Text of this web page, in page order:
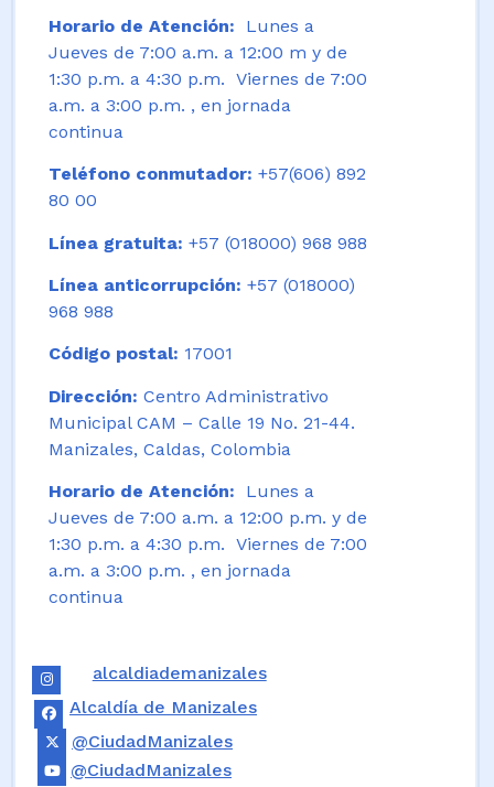
Horario de Atención:
Lunes a
Jueves de 7:00 a.m. a 12:00 m y de
1:30 p.m. a 4:30 p.m. Viernes de 7:00
a.m. a 3:00 p.m. , en jornada
continua
Teléfono conmutador: +57(606) 892
80 00
Línea gratuita: +57 (018000) 968 988
Línea anticorrupción: +57 (018000)
968 988
Código postal: 17001
Dirección: Centro Administrativo
Municipal CAM – Calle 19 No. 21-44.
Manizales, Caldas, Colombia
Horario de Atención: Lunes a
Jueves de 7:00 a.m. a 12:00 p.m. y de
1:30 p.m. a 4:30 p.m. Viernes de 7:00
a.m. a 3:00 p.m. , en jornada
continua
alcaldiademanizales
Alcaldía de Manizales
@CiudadManizales
@CiudadManizales